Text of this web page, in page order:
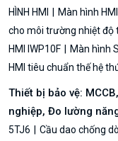
HÌNH HMI
Màn hình
cho môi trường nhiệt độ
HMI IWP10F
Màn hình
HMI tiêu chuẩn thế hệ
Thiết bị bảo vệ:
nghiệp, Đo lường
5TJ6
Cầu dao chống